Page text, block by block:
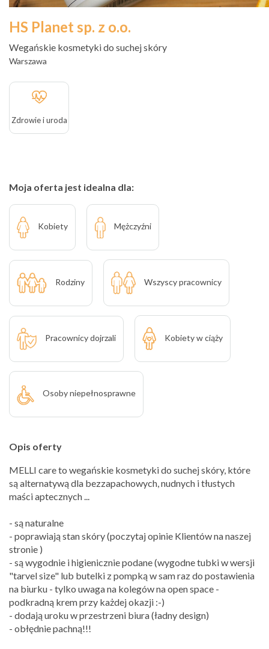
HS Planet sp. z o.o.
Wegańskie kosmetyki do suchej skóry
Warszawa
Zdrowie i uroda
Moja oferta jest idealna dla:
Kobiety Mężczyźni
Rodziny Wszyscy pracownicy
Pracownicy dojrzali Kobiety w ciąży
Osoby niepełnosprawne
Opis oferty
MELLI care to wegańskie kosmetyki do suchej skóry, które
są alternatywą dla bezzapachowych, nudnych i tłustych
maści aptecznych ...
- są naturalne
- poprawiają stan skóry (poczytaj opinie Klientów na naszej
stronie )
- są wygodnie i higienicznie podane (wygodne tubki w wersji
"tarvel size" lub butelki z pompką w sam raz do postawienia
na biurku - tylko uwaga na kolegów na open space -
podkradną krem przy każdej okazji :-)
- dodają uroku w przestrzeni biura (ładny design)
- obłędnie pachną!!!